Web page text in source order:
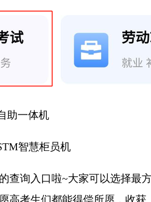
一体机
智慧柜员机
询入口啦~大家可以选择最
高考生们都能得偿所愿，收获